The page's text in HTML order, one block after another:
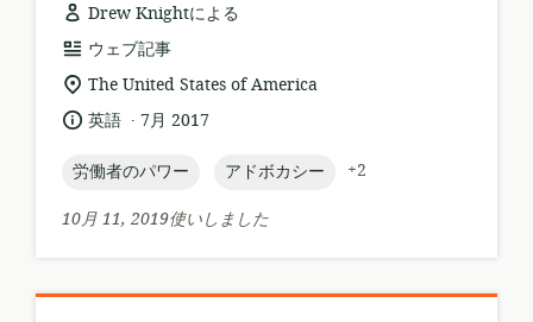
Drew Knightによる
リ
ソ
ー
ス
ォ
マ
ウェブ記事
関
連
す
る
ロ
ケ
ー
シ
The United States of America
言 英語 .
公
日:
7月 2017
topic:
労働者のパワー topic:
アドボカシー
+2
10月 11, 2019使いしました